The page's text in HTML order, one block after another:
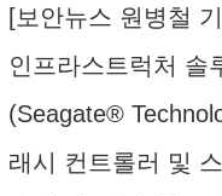
[보안뉴스 원병철
인프라스트럭처 솔
(Seagate®
래시 컨트롤러 및